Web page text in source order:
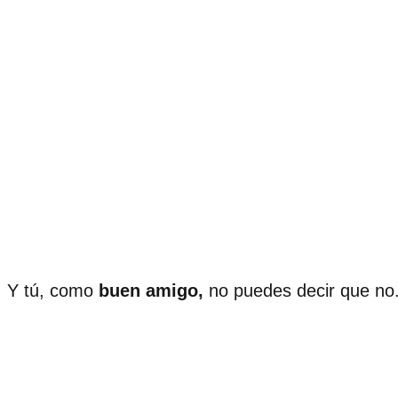
Y tú, como buen amigo, no puedes decir que